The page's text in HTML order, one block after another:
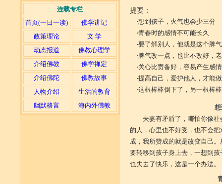
连载专栏
首页(一日一读)
佛学讲记
政策理论
文 学
动态报道
佛教心理学
介绍佛教
佛学禅定
介绍佛陀
佛教故事
人物介绍
生活的教育
幽默格言
海内外佛教
提要：
·想到孩子，火气也会少三分
·青春时的感情不可能长久
·要了解别人，他就是这个脾气
·脾气改一点，也比不改好，
·关心比责备好，容易产生感情
·提高自己，爱护他人，才能
·这根棒棒倒下了，另一根棒
夫妻有矛盾了，哪怕你像
的人，心里也不好受，也不会
成，我所赞成的就是改变自己
要转移到孩子身上去，一想到
也失去了快乐，这是一个办法。